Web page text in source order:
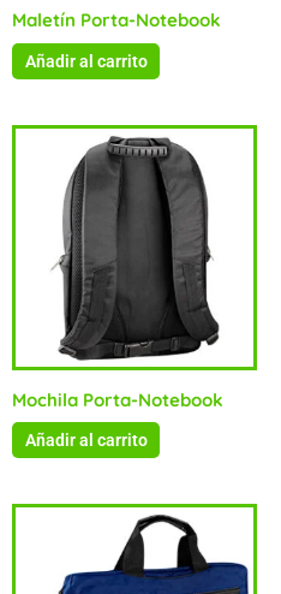
Maletín Porta-Notebook
Añadir al carrito
Mochila Porta-Notebook
Añadir al carrito